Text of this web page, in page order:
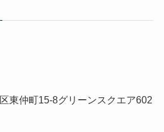
東仲町15-8グリーンスクエア602